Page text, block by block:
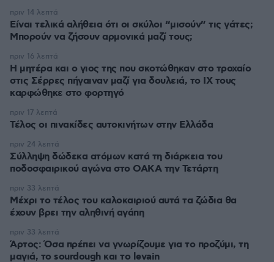
Είναι τελικά αλήθεια ότι οι σκύλοι “μισούν” τις γάτες;
Μπορούν να ζήσουν αρμονικά μαζί τους;
πριν 14 λεπτά
Η μητέρα και ο γιος της που σκοτώθηκαν στο τροχαίο
στις Σέρρες πήγαιναν μαζί για δουλειά, το ΙΧ τους
καρφώθηκε στο φορτηγό
πριν 16 λεπτά
Τέλος οι πινακίδες αυτοκινήτων στην Ελλάδα
πριν 17 λεπτά
Σύλληψη δώδεκα ατόμων κατά τη διάρκεια του
ποδοσφαιρικού αγώνα στο ΟΑΚΑ την Τετάρτη
πριν 24 λεπτά
Μέχρι το τέλος του καλοκαιριού αυτά τα ζώδια θα
έχουν βρει την αληθινή αγάπη
πριν 33 λεπτά
Άρτος: Όσα πρέπει να γνωρίζουμε για το προζύμι, τη
μαγιά, το sourdough και το levain
πριν 33 λεπτά